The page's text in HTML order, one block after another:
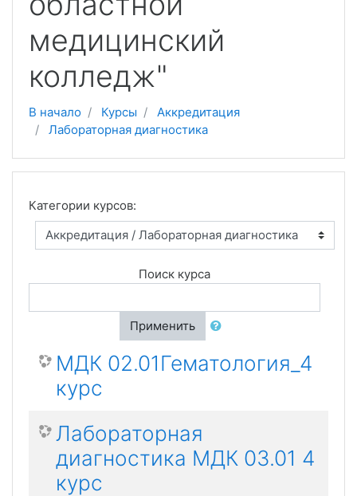
медицинский
колледж"
В начало Курсы
Аккредитация
Лабораторная диагностика
Категории курсов:
Поиск курса
Применить
МДК 02.01Гематология_4
курс
Лабораторная
диагностика МДК 03.01 4
курс